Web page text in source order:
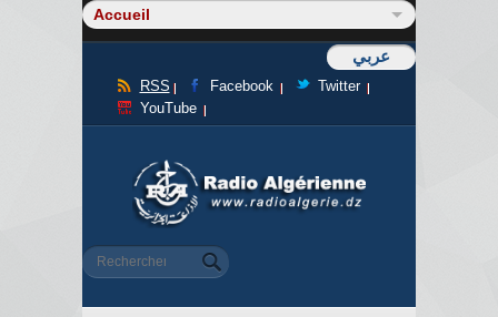
عربي
RSS Facebook
Twitter
YouTube
Formulaire de recherche
Rechercher